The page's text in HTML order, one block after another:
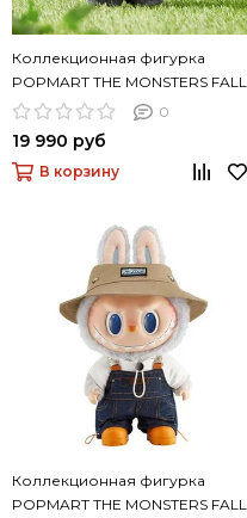
Коллекционная фигурка
POPMART THE MONSTERS FALL
IN WILD SERIES-Vinyl Plush Doll
0
19 990 руб
В корзину
Коллекционная фигурка
POPMART THE MONSTERS FALL